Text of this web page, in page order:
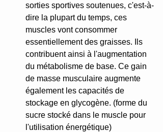
sorties sportives soutenues, c'est-à-
dire la plupart du temps, ces
muscles vont consommer
essentiellement des graisses. Ils
contribuent ainsi à l'augmentation
du métabolisme de base. Ce gain
de masse musculaire augmente
également les capacités de
stockage en glycogène. (forme du
sucre stocké dans le muscle pour
l'utilisation énergétique)